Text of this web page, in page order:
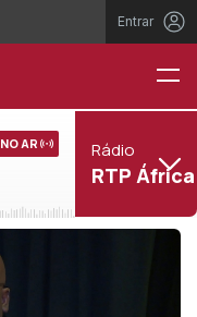
Entrar
NO AR Rádio
RTP África